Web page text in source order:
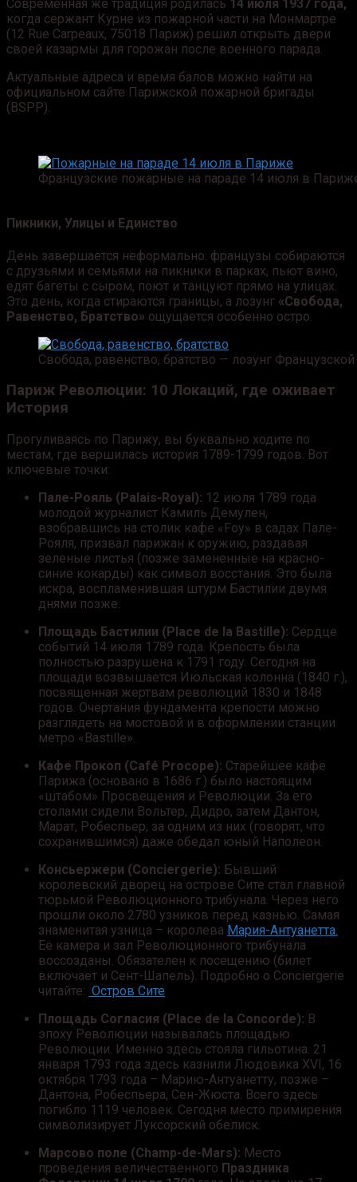
Современная же традиция родилась 14 июля 1937 года,
когда сержант Курне из пожарной части на Монмартре
(12 Rue Carpeaux, 75018 Париж) решил открыть двери
своей казармы для горожан после военного парада.
Актуальные адреса и время балов можно найти на
официальном сайте Парижской пожарной бригады
(BSPP).
Французские пожарные на параде 14 июля в
Пикники, Улицы и Единство
День завершается неформально: французы собираются
с друзьями и семьями на пикники в парках, пьют вино,
едят багеты с сыром, поют и танцуют прямо на улицах.
Это день, когда стираются границы, а лозунг «Свобода,
Равенство, Братство» ощущается особенно остро.
Свобода, равенство, братство — лозунг
Париж Революции: 10 Локаций, где оживает
История
Прогуливаясь по Парижу, вы буквально ходите по
местам, где вершилась история 1789-1799 годов. Вот
ключевые точки:
Пале-Рояль (Palais-Royal): 12 июля 1789 года
молодой журналист Камиль Демулен,
взобравшись на столик кафе «Foy» в садах Пале-
Рояля, призвал парижан к оружию, раздавая
зеленые листья (позже замененные на красно-
синие кокарды) как символ восстания. Это была
искра, воспламенившая штурм Бастилии двумя
днями позже.
Площадь Бастилии (Place de la Bastille): Сердце
событий 14 июля 1789 года. Крепость была
полностью разрушена к 1791 году. Сегодня на
площади возвышается Июльская колонна (1840 г.),
посвященная жертвам революций 1830 и 1848
годов. Очертания фундамента крепости можно
разглядеть на мостовой и в оформлении станции
метро «Bastille».
Кафе Прокоп (Café Procope): Старейшее кафе
Парижа (основано в 1686 г.) было настоящим
«штабом» Просвещения и Революции. За его
столами сидели Вольтер, Дидро, затем Дантон,
Марат, Робеспьер, за одним из них (говорят, что
сохранившимся) даже обедал юный Наполеон.
Консьержери (Conciergerie): Бывший
королевский дворец на острове Сите стал главной
тюрьмой Революционного трибунала. Через него
прошли около 2780 узников перед казнью. Самая
знаменитая узница – королева Мария-Антуанетта.
Ее камера и зал Революционного трибунала
воссозданы. Обязателен к посещению (билет
включает и Сент-Шапель). Подробно о Conciergerie
читайте: Остров Сите
Площадь Согласия (Place de la Concorde): В
эпоху Революции называлась площадью
Революции. Именно здесь стояла гильотина. 21
января 1793 года здесь казнили Людовика XVI, 16
октября 1793 года – Марию-Антуанетту, позже –
Дантона, Робеспьера, Сен-Жюста. Всего здесь
погибло 1119 человек. Сегодня место примирения
символизирует Луксорский обелиск.
Марсово поле (Champ-de-Mars): Место
проведения величественного Праздника